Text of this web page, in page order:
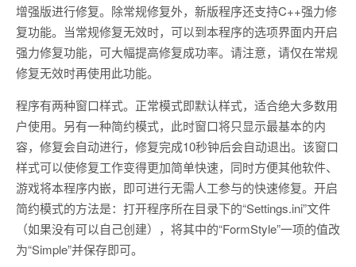
增强版进行修复。除常规修复外，新版程序还支持C++强力修
复功能。当常规修复无效时，可以到本程序的选项界面内开启
强力修复功能，可大幅提高修复成功率。请注意，请仅在常规
修复无效时再使用此功能。
程序有两种窗口样式。正常模式即默认样式，适合绝大多数用
户使用。另有一种简约模式，此时窗口将只显示最基本的内
容，修复会自动进行，修复完成10秒钟后会自动退出。该窗口
样式可以使修复工作变得更加简单快速，同时方便其他软件、
游戏将本程序内嵌，即可进行无需人工参与的快速修复。开启
简约模式的方法是：打开程序所在目录下的“Settings.ini”文件
（如果没有可以自己创建），将其中的“FormStyle”一项的值改
为“Simple”并保存即可。